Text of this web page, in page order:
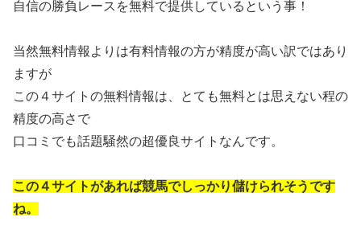
自信の勝負レースを無料で提供しているという事！
当然無料情報よりは有料情報の方が精度が高い訳ではあり
ますが
この４サイトの無料情報は、とても無料とは思えない程の
精度の高さで
口コミでも話題騒然の超優良サイトなんです。
この４サイトがあれば競馬でしっかり儲けられそうです
ね。